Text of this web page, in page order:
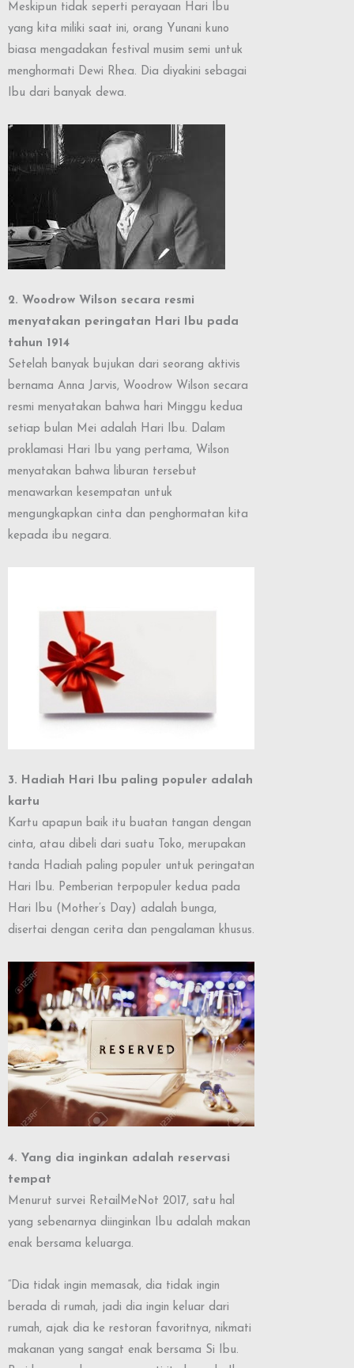
Meskipun tidak seperti perayaan Hari Ibu
yang kita miliki saat ini, orang Yunani kuno
biasa mengadakan festival musim semi untuk
menghormati Dewi Rhea. Dia diyakini sebagai
Ibu dari banyak dewa.
2. Woodrow Wilson secara resmi
menyatakan peringatan Hari Ibu pada
tahun 1914
Setelah banyak bujukan dari seorang aktivis
bernama Anna Jarvis, Woodrow Wilson secara
resmi menyatakan bahwa hari Minggu kedua
setiap bulan Mei adalah Hari Ibu. Dalam
proklamasi Hari Ibu yang pertama, Wilson
menyatakan bahwa liburan tersebut
menawarkan kesempatan untuk
mengungkapkan cinta dan penghormatan kita
kepada ibu negara.
3. Hadiah Hari Ibu paling populer adalah
kartu
Kartu apapun baik itu buatan tangan dengan
cinta, atau dibeli dari suatu Toko, merupakan
tanda Hadiah paling populer untuk peringatan
Hari Ibu. Pemberian terpopuler kedua pada
Hari Ibu (Mother’s Day) adalah bunga,
disertai dengan cerita dan pengalaman khusus.
4. Yang dia inginkan adalah reservasi
tempat
Menurut survei RetailMeNot 2017, satu hal
yang sebenarnya diinginkan Ibu adalah makan
enak bersama keluarga.
“Dia tidak ingin memasak, dia tidak ingin
berada di rumah, jadi dia ingin keluar dari
rumah, ajak dia ke restoran favoritnya, nikmati
makanan yang sangat enak bersama Si Ibu.